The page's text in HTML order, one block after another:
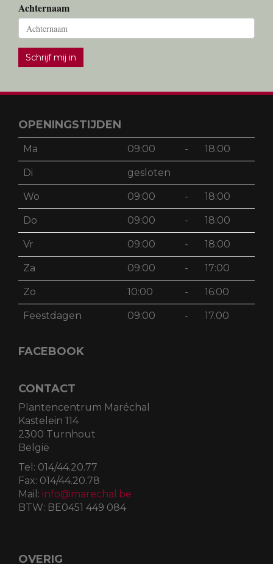
Achternaam
Schrijf mij in
OPENINGSTIJDEN
Ma 09:00 - 18:00
Di gesloten
Wo 09:00 - 18:00
Do 09:00 - 18:00
Vr 09:00 - 18:00
Za 09:00 - 17:00
Zo 10:00 - 16:00
Feestdagen 09:00 - 17.00
FACEBOOK
CONTACT
Plantencentrum Maréchal
Kastelein 114
2300 Turnhout
België
Tel: 014/44.20.77
Fax: 014/44.20.78
Mail: info@marechal.be
BTW: BE0451 449 084
OVERIG